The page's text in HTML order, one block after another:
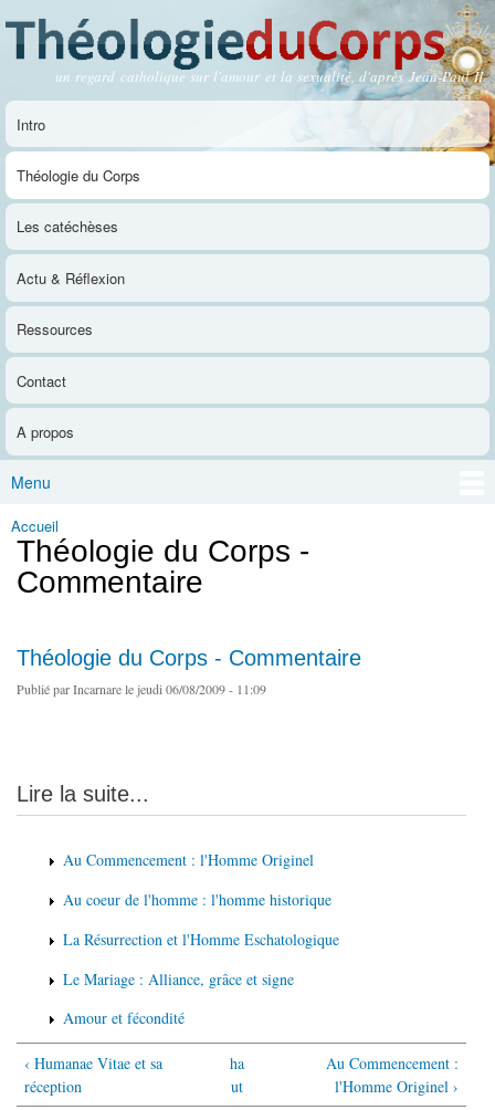
contenu
principal
Théologie du Corps
un regard catholique sur l'amour et la sexualité, d'après Jean-Paul II
Menu principal
Intro
Théologie du Corps
Les catéchèses
Actu & Réflexion
Ressources
Contact
A propos
Menu
Vous êtes ici
Accueil
Théologie du Corps -
Commentaire
Théologie du Corps - Commentaire
Publié parIncarnarele jeudi 06/08/2009 - 11:09
Lire la suite...
Au Commencement : l'Homme Originel
Au coeur de l'homme : l'homme historique
La Résurrection et l'Homme Eschatologique
Le Mariage : Alliance, grâce et signe
Amour et fécondité
‹ Humanae Vitae et sa
réception
ha
ut
Au Commencement :
l'Homme Originel ›